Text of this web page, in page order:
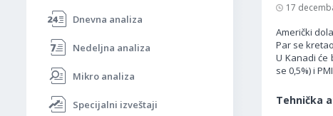
Dnevna analiza
Nedeljna analiza
Mikro analiza
Specijalni izveštaji
17
Američki
Par se
U Kanadi će
se 0,5%) i
Tehnička